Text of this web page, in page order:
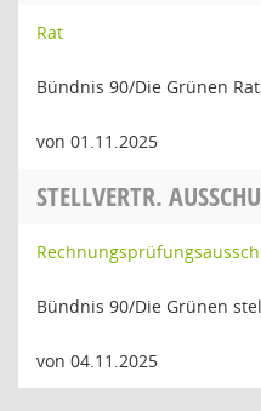
Rat
Bündnis 90/Die Grünen
von 01.11.2025
STELLVERTR.
Bündnis 90/Die Grünen
von 04.11.2025